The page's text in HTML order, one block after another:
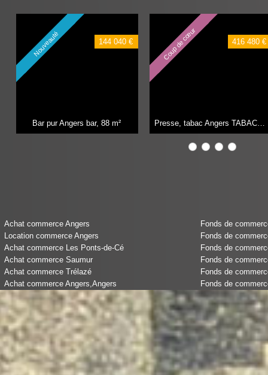
Nouveauté 144 040 €
Bar pur Angers bar,88 m²
Coup de cœur 416 480 €
Presse, tabac Angers TABAC PRESSE LOTO JEUX CADEAUX,
Achat commerce Angers
Location commerce Angers
Achat commerce Les Ponts-de-Cé
Achat commerce Saumur
Achat commerce Trélazé
Achat commerce Angers,Angers
Fonds de
Fonds de
Fonds de
Fonds de
Fonds de
Fonds de